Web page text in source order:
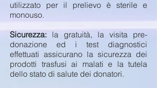
utilizzato per il prelievo è sterile e
monouso.
Sicurezza: la gratuità, la visita pre-
donazione ed i test diagnostici
effettuati assicurano la sicurezza dei
prodotti trasfusi ai malati e la tutela
dello stato di salute dei donatori.